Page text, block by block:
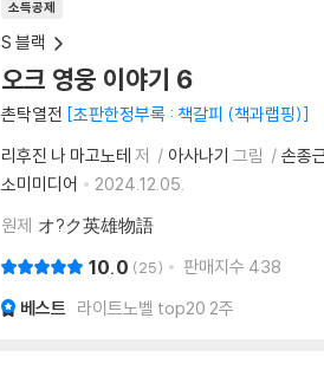
소득공제
S 블랙
오크 영웅 이야기 6
촌탁열전 초판한정부록 : 책갈피 (책과랩핑)
리후진 나 마고노테 저 아사나기 그림
손종
소미미디어
2024.12.05.
원제 オ?ク英雄物語
10.0 25 판매지수 438
베스트 라이트노벨 top20 2주